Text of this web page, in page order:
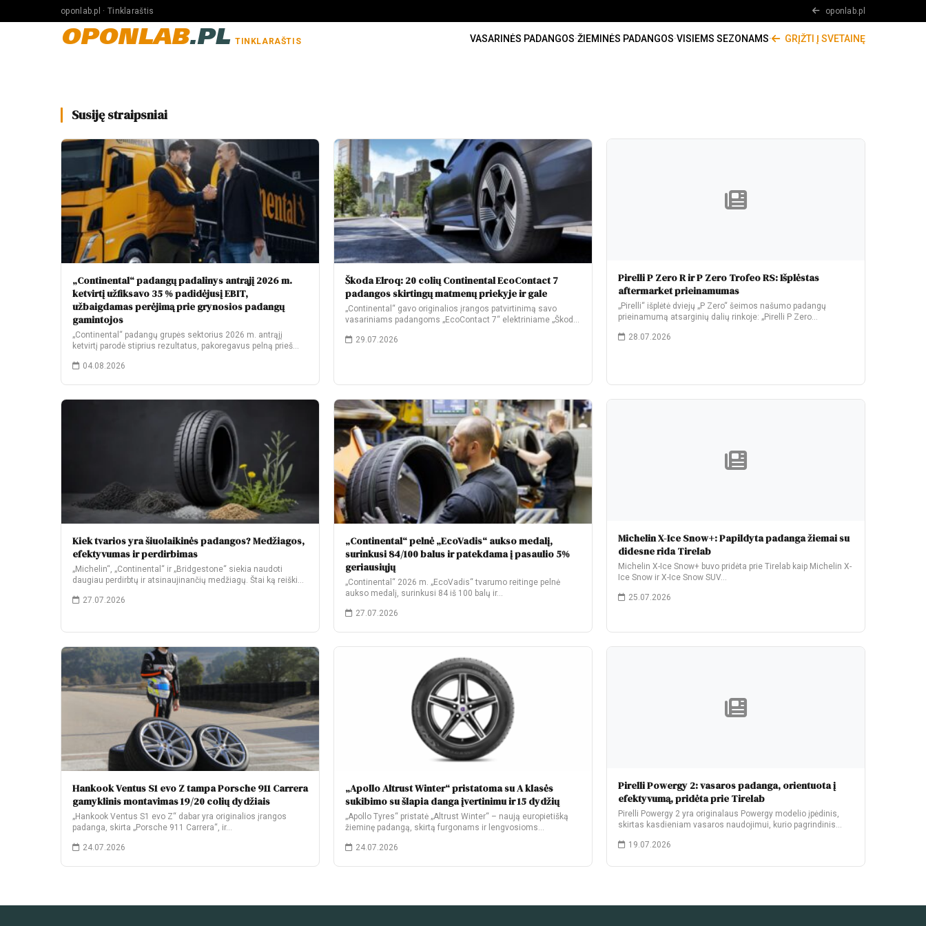
oponlab.pl · Tinklaraštis oponlab.pl
OPONLAB.PL TINKLARAŠTIS VASARINĖS PADANGOS·ŽIEMINĖS PADANGOS·VISIEMS SEZONAMS· GRĮŽTI Į SVETAINĘ
Susiję straipsniai
„Continental“ padangų padalinys antrąjį 2026 m.
ketvirtį užfiksavo 35 % padidėjusį EBIT,
užbaigdamas perėjimą prie grynosios padangų
gamintojos
„Continental“ padangų grupės sektorius 2026 m. antrąjį
ketvirtį parodė stiprius rezultatus, pakoregavus pelną prieš
04.08.2026
Škoda Elroq: 20 colių Continental EcoContact 7
padangos skirtingų matmenų priekyje ir gale
„Continental“ gavo originalios įrangos patvirtinimą savo
vasariniams padangoms „EcoContact 7“ elektriniame „Škoda
29.07.2026
Pirelli P Zero R ir P Zero Trofeo RS: Išplėstas
aftermarket prieinamumas
„Pirelli“ išplėtė dviejų „P Zero“ šeimos našumo padangų
prieinamumą atsarginių dalių rinkoje: „Pirelli P Zero…
28.07.2026
Kiek tvarios yra šiuolaikinės padangos? Medžiagos,
efektyvumas ir perdirbimas
„Michelin“, „Continental“ ir „Bridgestone“ siekia naudoti
daugiau perdirbtų ir atsinaujinančių medžiagų. Štai ką reiškia
27.07.2026
„Continental“ pelnė „EcoVadis“ aukso medalį,
surinkusi 84/100 balus ir patekdama į pasaulio 5%
geriausiųjų
„Continental“ 2026 m. „EcoVadis“ tvarumo reitinge pelnė
aukso medalį, surinkusi 84 iš 100 balų ir…
27.07.2026
Michelin X-Ice Snow+: Papildyta padanga žiemai su
didesne rida Tirelab
Michelin X-Ice Snow+ buvo pridėta prie Tirelab kaip Michelin X-
Ice Snow ir X-Ice Snow SUV…
25.07.2026
Hankook Ventus S1 evo Z tampa Porsche 911 Carrera
gamyklinis montavimas 19/20 colių dydžiais
„Hankook Ventus S1 evo Z“ dabar yra originalios įrangos
padanga, skirta „Porsche 911 Carrera“, ir…
24.07.2026
„Apollo Altrust Winter“ pristatoma su A klasės
sukibimo su šlapia danga įvertinimu ir 15 dydžių
„Apollo Tyres“ pristatė „Altrust Winter“ – naują europietišką
žieminę padangą, skirtą furgonams ir lengvosioms
24.07.2026
Pirelli Powergy 2: vasaros padanga, orientuota į
efektyvumą, pridėta prie Tirelab
Pirelli Powergy 2 yra originalaus Powergy modelio įpėdinis,
skirtas kasdieniam vasaros naudojimui, kurio pagrindinis
19.07.2026